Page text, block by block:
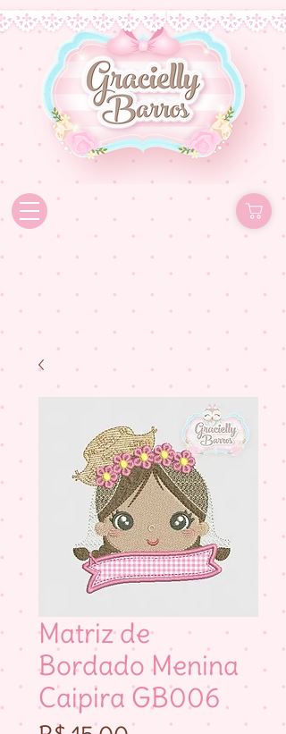
Matriz de
Bordado Menina
Caipira GB006